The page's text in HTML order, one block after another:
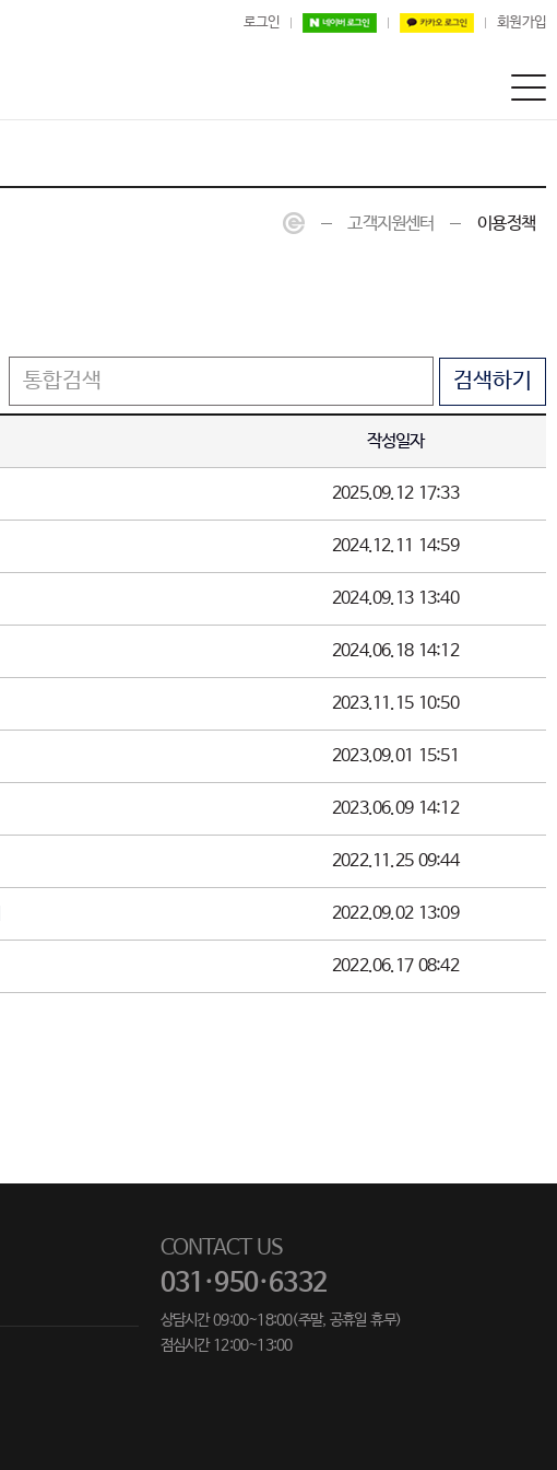
로그인 회원가입
고객지원센터 이용정책
검색하기
작성일자
2025.09.12 17:33
2024.12.11 14:59
2024.09.13 13:40
2024.06.18 14:12
2023.11.15 10:50
2023.09.01 15:51
2023.06.09 14:12
2022.11.25 09:44
2022.09.02 13:09
2022.06.17 08:42
CONTACT US
031·950·6332
상담시간 09:00~18:00(주말, 공휴일 휴무)
점심시간 12:00~13:00